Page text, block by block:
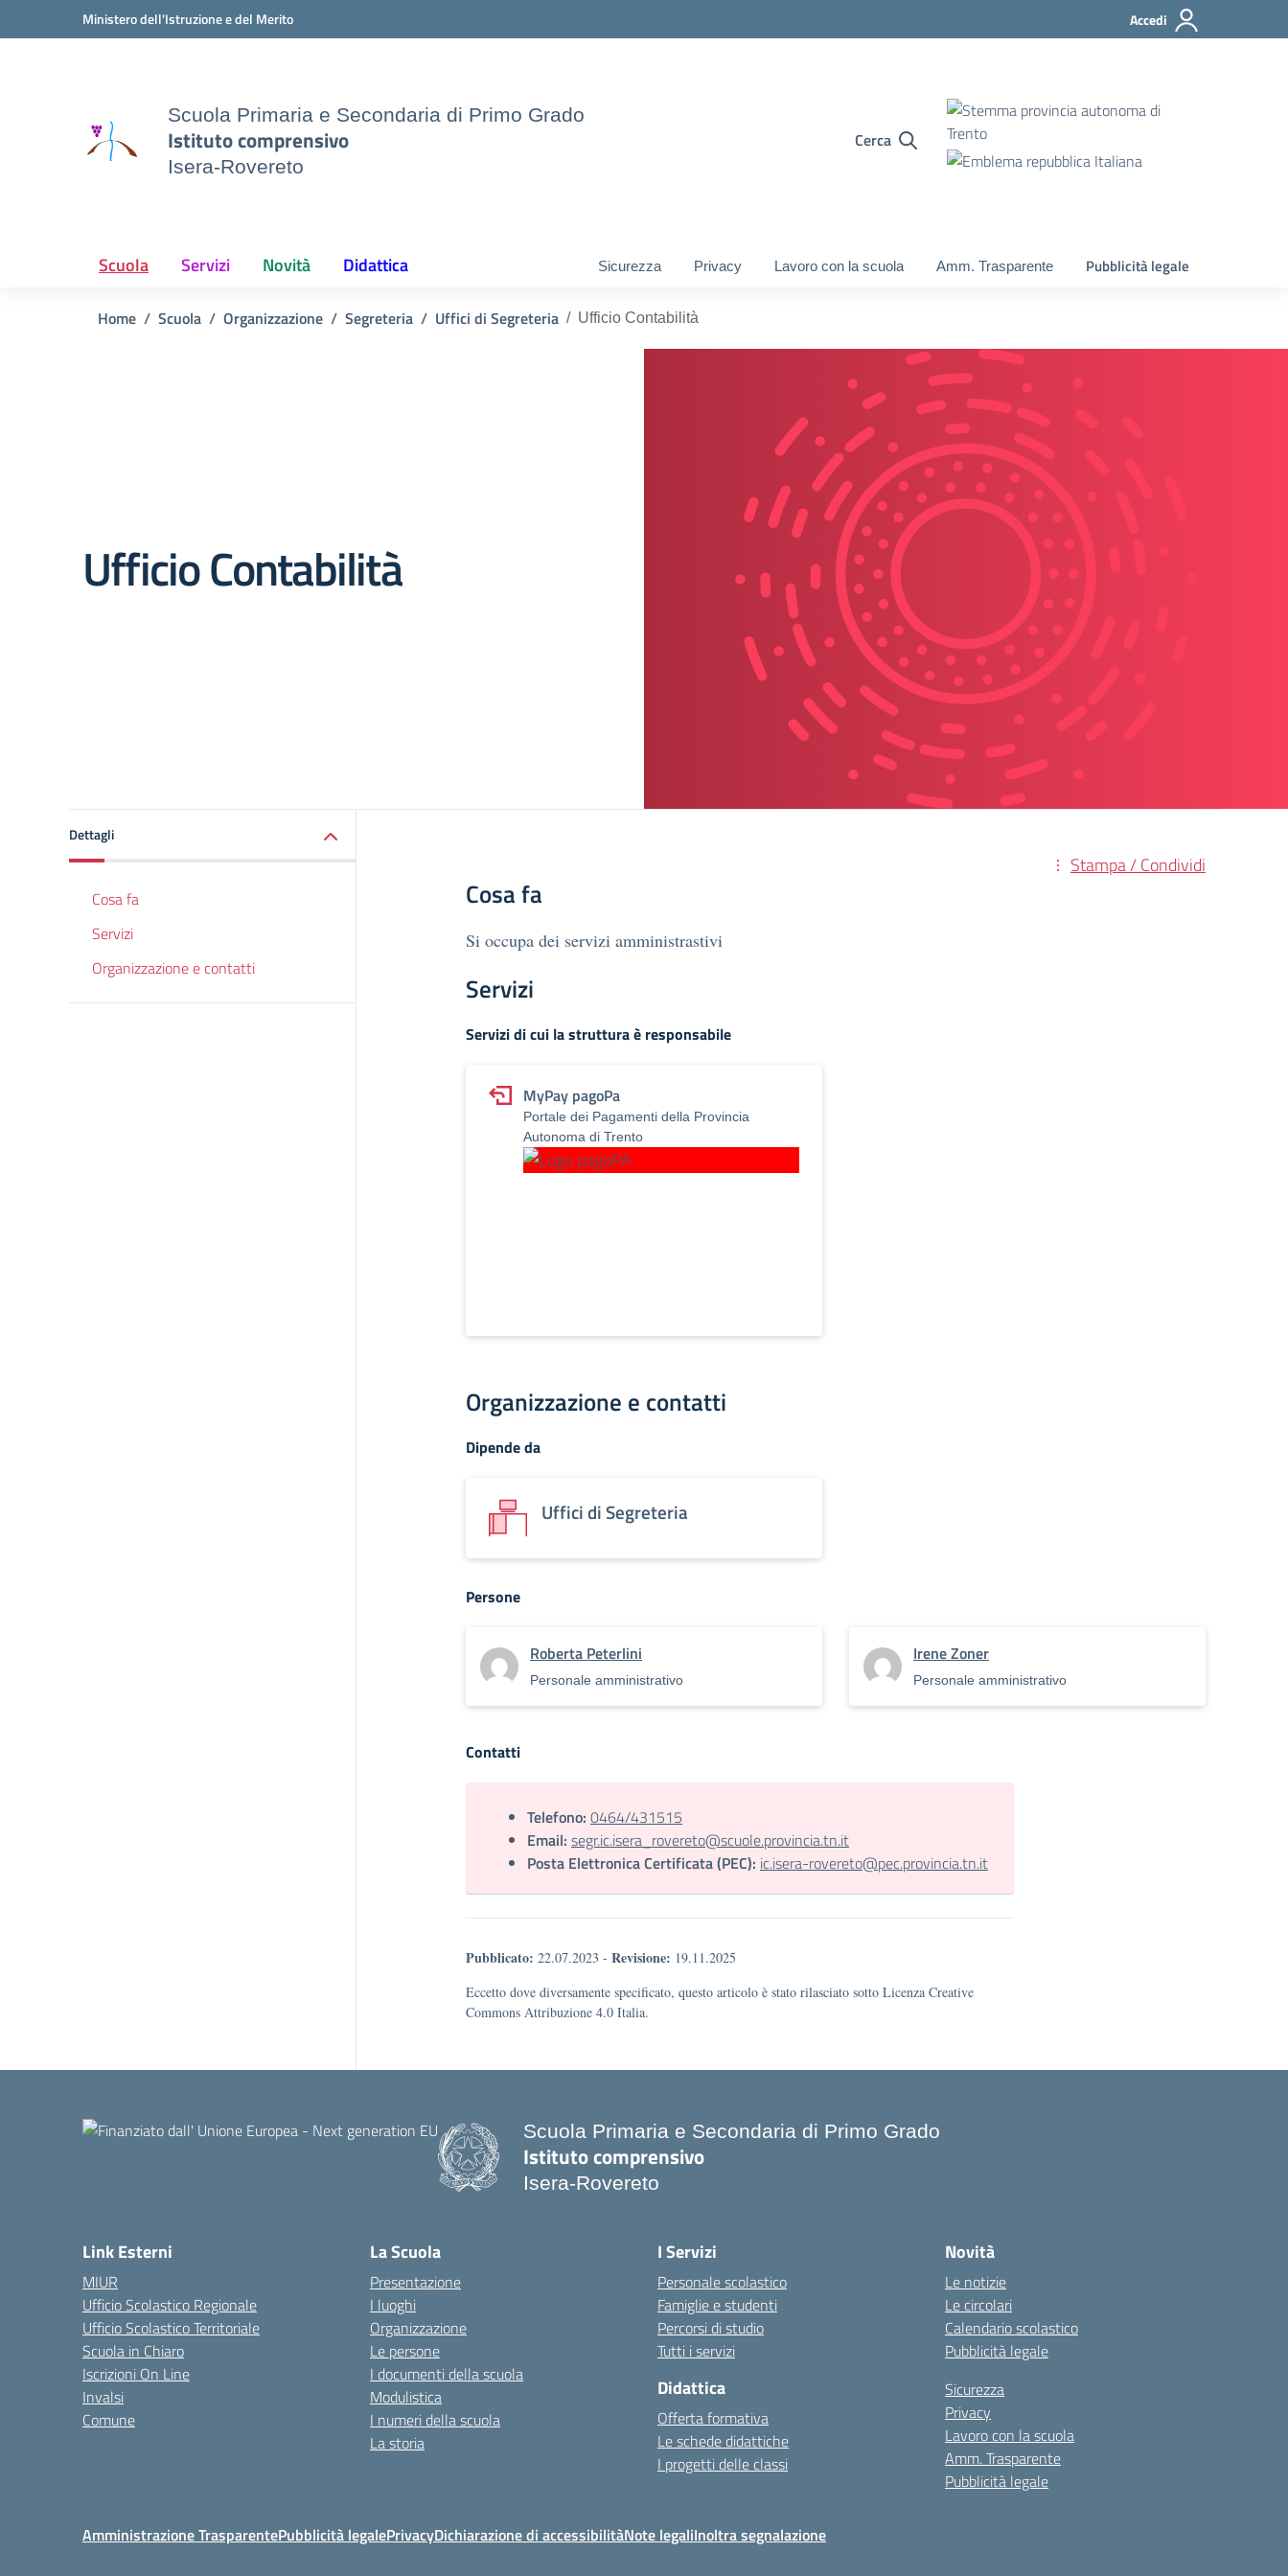
Vai ai contenuti
Vai al menu di navigazioneMinistero dell'Istruzione e del Merito Accedi
Scuola Primaria e Secondaria di Primo Grado
Istituto comprensivo
Isera-Rovereto
Cerca
Scuola Servizi Novità Didattica Sicurezza Privacy Lavoro con la scuola Amm. Trasparente Pubblicità legale
Home Scuola Organizzazione Segreteria Uffici di Segreteria Ufficio Contabilità
Ufficio Contabilità
Dettagli
Cosa fa
Servizi
Organizzazione e contatti
Stampa / Condividi
Cosa fa
Si occupa dei servizi amministrastivi
Servizi
Servizi di cui la struttura è responsabile
MyPay pagoPa
Portale dei Pagamenti della Provincia
Autonoma di Trento
Organizzazione e contatti
Dipende da
Uffici di Segreteria
Persone
Roberta Peterlini
Personale amministrativo
Irene Zoner
Personale amministrativo
Contatti
Telefono: 0464/431515
Email: segr.ic.isera_rovereto@scuole.provincia.tn.it
Posta Elettronica Certificata (PEC): ic.isera-rovereto@pec.provincia.tn.it
Pubblicato: 22.07.2023 - Revisione: 19.11.2025
Eccetto dove diversamente specificato, questo articolo è stato rilasciato sotto Licenza Creative
Commons Attribuzione 4.0 Italia.
Scuola Primaria e Secondaria di Primo Grado
Istituto comprensivo
Isera-Rovereto
Link Esterni
MIUR
Ufficio Scolastico Regionale
Ufficio Scolastico Territoriale
Scuola in Chiaro
Iscrizioni On Line
Invalsi
Comune
La Scuola
Presentazione
I luoghi
Organizzazione
Le persone
I documenti della scuola
Modulistica
I numeri della scuola
La storia
I Servizi
Personale scolastico
Famiglie e studenti
Percorsi di studio
Tutti i servizi
Didattica
Offerta formativa
Le schede didattiche
I progetti delle classi
Novità
Le notizie
Le circolari
Calendario scolastico
Pubblicità legale
Sicurezza
Privacy
Lavoro con la scuola
Amm. Trasparente
Pubblicità legale
Amministrazione TrasparentePubblicità legalePrivacyDichiarazione di accessibilitàNote legaliInoltra segnalazione